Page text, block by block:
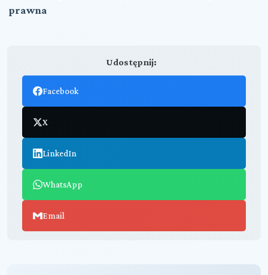
prawna
Udostępnij:
Facebook
X
LinkedIn
WhatsApp
Email